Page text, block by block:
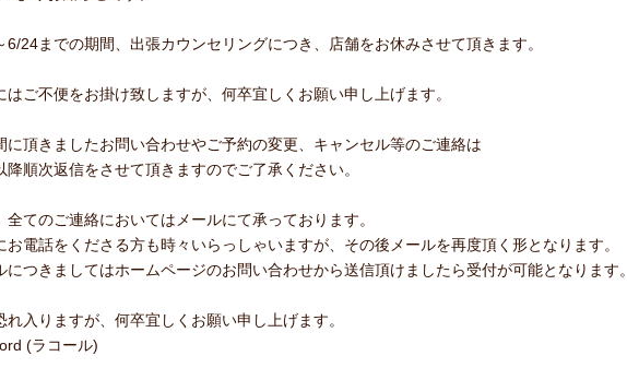
6/24までの期間、出張カウンセリングにつき、店舗をお休みさせて頂きます。
はご不便をお掛け致しますが、何卒宜しくお願い申し上げます。
に頂きましたお問い合わせやご予約の変更、キャンセル等のご連絡は
降順次返信をさせて頂きますのでご了承ください。
全てのご連絡においてはメールにて承っております。
お電話をくださる方も時々いらっしゃいますが、その後メールを再度頂く形となります。
につきましてはホームページのお問い合わせから送信頂けましたら受付が可能となります。
れ入りますが、何卒宜しくお願い申し上げます。
(ラコール)